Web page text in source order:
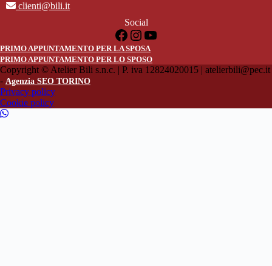
clienti@bili.it
Social
Facebook
Instagram
YouTube
PRIMO APPUNTAMENTO PER LA SPOSA
PRIMO APPUNTAMENTO PER LO SPOSO
Copyright © Atelier Bili s.n.c. | P. iva 12824020015 | atelierbili@pec.it
- Agenzia SEO TORINO
Privacy policy
Cookie policy